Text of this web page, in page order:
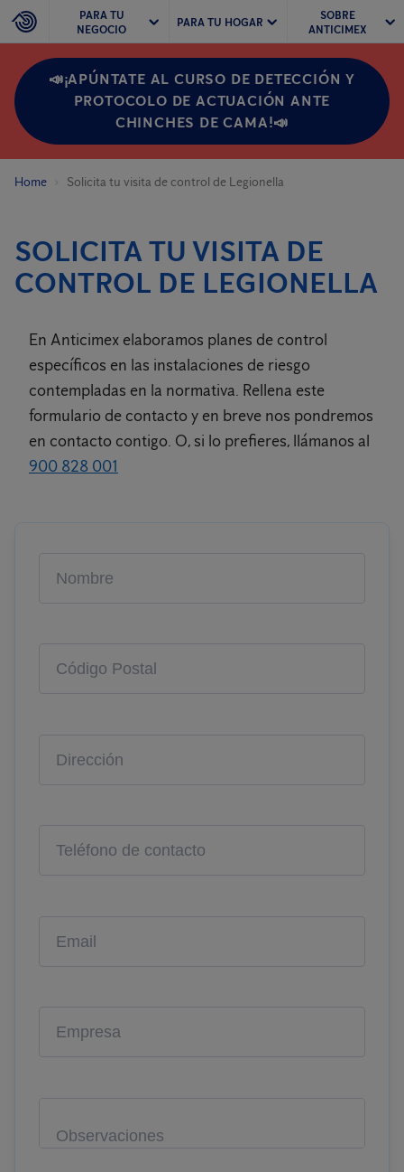
PARA TU
NEGOCIO
PARA TU HOGAR
SOBRE
ANTICIMEX
📣¡APÚNTATE AL CURSO DE DETECCIÓN Y
PROTOCOLO DE ACTUACIÓN ANTE
CHINCHES DE CAMA!📣
Home Solicita tu visita de control de Legionella
SOLICITA TU VISITA DE
CONTROL DE LEGIONELLA
En Anticimex elaboramos planes de control
específicos en las instalaciones de riesgo
contempladas en la normativa. Rellena este
formulario de contacto y en breve nos pondremos
en contacto contigo. O, si lo prefieres, llámanos al
900 828 001